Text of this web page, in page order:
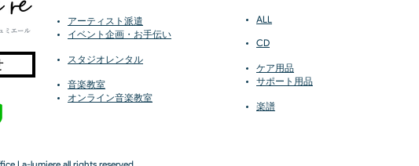
アーティスト派遣
イベント 企画・お手伝い
スタジオレンタル
音楽教室
オンライン音楽教室
ALL
CD
ケア用品
サポート用品
楽譜